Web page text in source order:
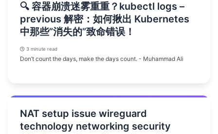
🔍 容器崩溃迷雾重重？kubectl logs –
previous 解密：如何揪出 Kubernetes
中那些”消失的”致命错误！
3 minute read
Don’t count the days, make the days count. - Muhammad Ali
NAT setup issue wireguard
technology networking security